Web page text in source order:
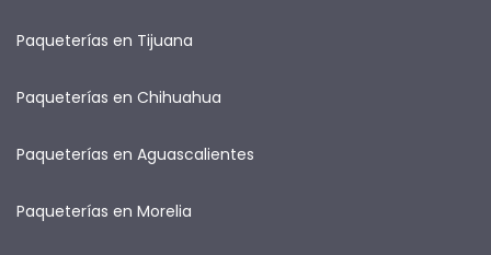
Paqueterías en Tijuana
Paqueterías en Chihuahua
Paqueterías en Aguascalientes
Paqueterías en Morelia